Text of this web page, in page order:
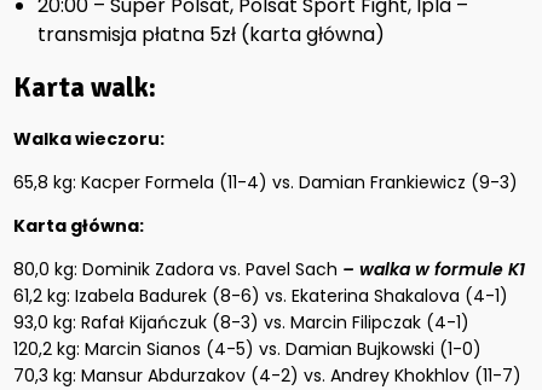
20:00 – Super Polsat, Polsat Sport Fight, Ipla –
transmisja płatna 5zł (karta główna)
Karta walk:
Walka wieczoru:
65,8 kg: Kacper Formela (11-4) vs. Damian Frankiewicz (9-3)
Karta główna:
80,0 kg: Dominik Zadora vs. Pavel Sach – walka w formule K1
61,2 kg: Izabela Badurek (8-6) vs. Ekaterina Shakalova (4-1)
93,0 kg: Rafał Kijańczuk (8-3) vs. Marcin Filipczak (4-1)
120,2 kg: Marcin Sianos (4-5) vs. Damian Bujkowski (1-0)
70,3 kg: Mansur Abdurzakov (4-2) vs. Andrey Khokhlov (11-7)